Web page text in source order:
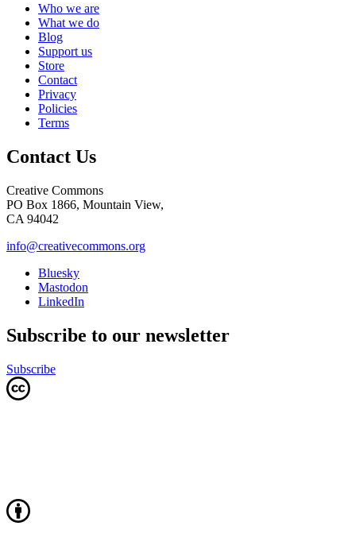
Who we are
What we do
Blog
Support us
Store
Contact
Privacy
Policies
Terms
Contact Us
Creative Commons
PO Box 1866, Mountain View,
CA 94042
info@creativecommons.org
Bluesky
Mastodon
LinkedIn
Subscribe to our newsletter
Subscribe